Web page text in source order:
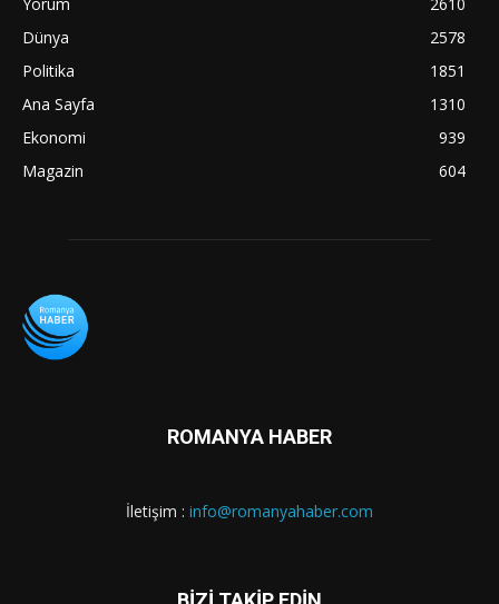
Yorum
2610
Dünya
2578
Politika
1851
Ana Sayfa
1310
Ekonomi
939
Magazin
604
ROMANYA HABER
İletişim : info@romanyahaber.com